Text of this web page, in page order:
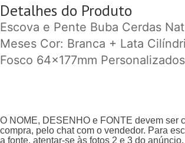
Detalhes do Produto
Escova e Pente Buba Cerdas
Meses Cor: Branca + Lata
Fosco 64x177mm
O NOME, DESENHO e FONTE devem ser
compra, pelo chat com o vendedor. Para
a fonte, atentar-se às fotos 2 e 3 do anúncio.